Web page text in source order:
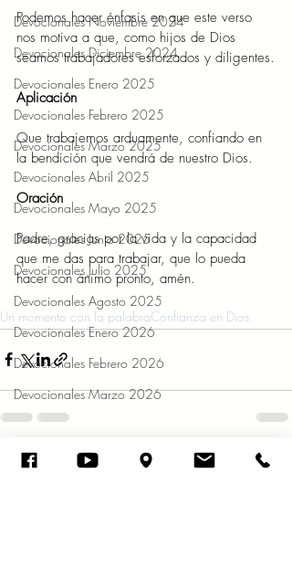
Devocionales Noviembre 2024
Devocionales Diciembre 2024
Devocionales Enero 2025
Devocionales Febrero 2025
Devocionales Marzo 2025
Devocionales Abril 2025
Devocionales Mayo 2025
Devocionales Junio 2025
Devocionales Julio 2025
Devocionales Agosto 2025
Devocionales Enero 2026
Devocionales Febrero 2026
Devocionales Marzo 2026
Podemos hacer énfasis en que este verso
nos motiva a que, como hijos de Dios
seamos trabajadores esforzados y diligentes.
Aplicación
Que trabajemos arduamente, confiando en
la bendición que vendrá de nuestro Dios.
Oración
Padre, gracias por la vida y la capacidad
que me das para trabajar, que lo pueda
hacer con ánimo pronto, amén.
Un momento con la palabraConfianza en Dios
Entradas recientes Ver todo